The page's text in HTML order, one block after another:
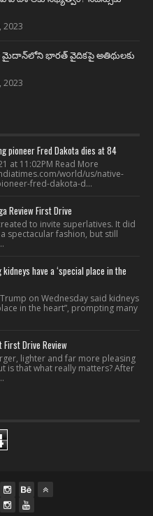
2023
మైదాన్‌లోని భారత్ వైదికపై అతిథులకు
2023
pioneer Fred Dakota dies at 84
at 11:02PM Read More
world/us/native-
fred-dakota-d...
Review First Drive
to invite superlatives. It did
spectacular fashion, but still
have a ‘special place in the
on Wednesday said kidneys
in the heart”, prompting many
Drive Review
lighter and far more pleasing
is that what really matters? After